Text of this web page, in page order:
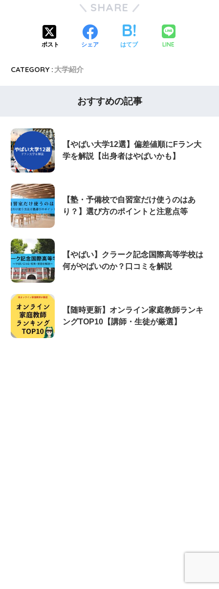
SHARE
ポスト シェア はてブ LINE
CATEGORY : 大学紹介
おすすめの記事
【やばい大学12選】偏差値順にFラン大
学を解説【出身者はやばいかも】
【塾・予備校で自習室だけ使うのはあ
り？】選び方のポイントと注意点等
【やばい】クラーク記念国際高等学校は
何がやばいのか？口コミを解説
【随時更新】オンライン家庭教師ランキ
ングTOP10【講師・生徒が厳選】